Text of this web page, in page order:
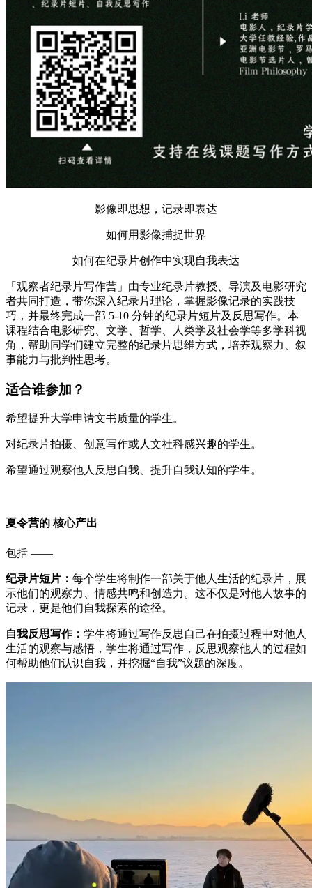
影像即思想，记录即表达
如何用影像捕捉世界
如何在纪录片创作中实现自我表达
「观察者纪录片写作营」由专业纪录片教授、导演及电影研究
者共同打造，带你深入纪录片理论，掌握影像记录的实践技
巧，并最终完成一部 5-10 分钟的纪录片短片及反思写作。本
课程结合电影研究、文学、哲学、人类学及社会学等多学科视
角，帮助同学们建立完整的纪录片思维方式，培养观察力、叙
事能力与批判性思考。
适合谁参加？
希望提升大学申请文书质量的学生。
对纪录片拍摄、创意写作或人文社科感兴趣的学生。
希望通过观察他人反思自我、提升自我认知的学生。
夏令营的 核心产出
包括 ——
纪录片短片： 每个学生将制作一部关于他人生活的纪录片，展
示他们的观察力、情感共鸣和创造力。这不仅是对他人故事的
记录，更是他们自我探索的途径。
自我反思写作： 学生将通过写作反思自己在拍摄过程中对他人
生活的观察与感悟，学生将通过写作，反思观察他人的过程如
何帮助他们认识自我，并挖掘“自我”议题的深度。